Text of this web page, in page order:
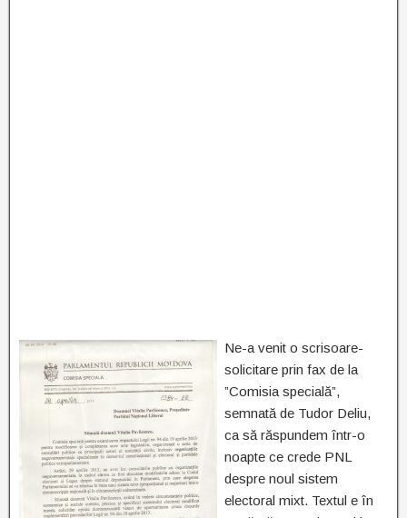
Ne-a venit o scrisoare-
solicitare prin fax de la
”Comisia specială”,
semnată de Tudor Deliu,
ca să răspundem într-o
noapte ce crede PNL
despre noul sistem
electoral mixt. Textul e în